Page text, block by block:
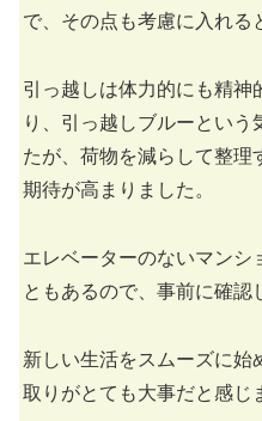
で、その点も考慮に入れる
引っ越しは体力的にも精神
り、引っ越しブルーという
たが、荷物を減らして整理
期待が高まりました。
エレベーターのないマンシ
ともあるので、事前に確認
新しい生活をスムーズに始
取りがとても大事だと感じ